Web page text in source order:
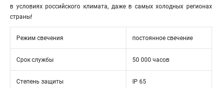
в условиях российского климата, даже в самых холодных регионах
страны!
Режим свечения постоянное свечение
Срок службы 50 000 часов
Степень защиты IP 65